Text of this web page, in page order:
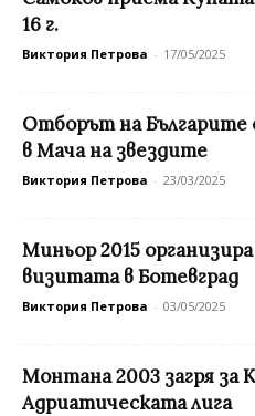
16 г.
Виктория Петрова - 17/05/2025
Отборът на Българите
в Мача на звездите
Виктория Петрова - 23/03/2025
Миньор 2015
визитата в Ботевград
Виктория Петрова - 03/05/2025
Монтана 2003 загря за
Адриатическата лига